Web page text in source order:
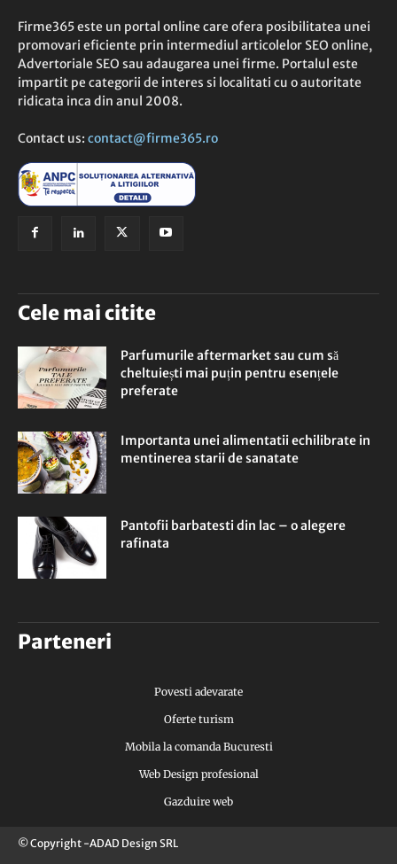
Firme365 este un portal online care ofera posibilitatea unei
promovari eficiente prin intermediul articolelor SEO online,
Advertoriale SEO sau adaugarea unei firme. Portalul este
impartit pe categorii de interes si localitati cu o autoritate
ridicata inca din anul 2008.
Contact us: contact@firme365.ro
Cele mai citite
Parfumurile aftermarket sau cum să
cheltuiești mai puțin pentru esențele
preferate
Importanta unei alimentatii echilibrate in
mentinerea starii de sanatate
Pantofii barbatesti din lac – o alegere
rafinata
Parteneri
Povesti adevarate
Oferte turism
Mobila la comanda Bucuresti
Web Design profesional
Gazduire web
© Copyright -ADAD Design SRL